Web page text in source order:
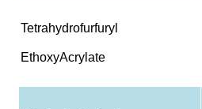
Tetrahydrofurfuryl
EthoxyAcrylate